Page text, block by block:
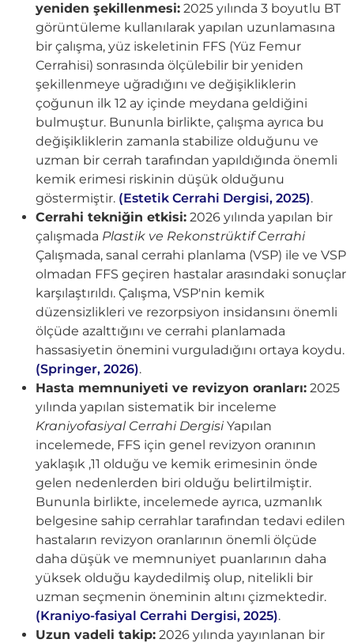
yeniden şekillenmesi: 2025 yılında 3 boyutlu BT
görüntüleme kullanılarak yapılan uzunlamasına
bir çalışma, yüz iskeletinin FFS (Yüz Femur
Cerrahisi) sonrasında ölçülebilir bir yeniden
şekillenmeye uğradığını ve değişikliklerin
çoğunun ilk 12 ay içinde meydana geldiğini
bulmuştur. Bununla birlikte, çalışma ayrıca bu
değişikliklerin zamanla stabilize olduğunu ve
uzman bir cerrah tarafından yapıldığında önemli
kemik erimesi riskinin düşük olduğunu
göstermiştir. (Estetik Cerrahi Dergisi, 2025).
Cerrahi tekniğin etkisi: 2026 yılında yapılan bir
çalışmada Plastik ve Rekonstrüktif Cerrahi
Çalışmada, sanal cerrahi planlama (VSP) ile ve VSP
olmadan FFS geçiren hastalar arasındaki sonuçlar
karşılaştırıldı. Çalışma, VSP'nin kemik
düzensizlikleri ve rezorpsiyon insidansını önemli
ölçüde azalttığını ve cerrahi planlamada
hassasiyetin önemini vurguladığını ortaya koydu.
(Springer, 2026).
Hasta memnuniyeti ve revizyon oranları: 2025
yılında yapılan sistematik bir inceleme
Kraniyofasiyal Cerrahi Dergisi Yapılan
incelemede, FFS için genel revizyon oranının
yaklaşık ,11 olduğu ve kemik erimesinin önde
gelen nedenlerden biri olduğu belirtilmiştir.
Bununla birlikte, incelemede ayrıca, uzmanlık
belgesine sahip cerrahlar tarafından tedavi edilen
hastaların revizyon oranlarının önemli ölçüde
daha düşük ve memnuniyet puanlarının daha
yüksek olduğu kaydedilmiş olup, nitelikli bir
uzman seçmenin öneminin altını çizmektedir.
(Kraniyo-fasiyal Cerrahi Dergisi, 2025).
Uzun vadeli takip: 2026 yılında yayınlanan bir